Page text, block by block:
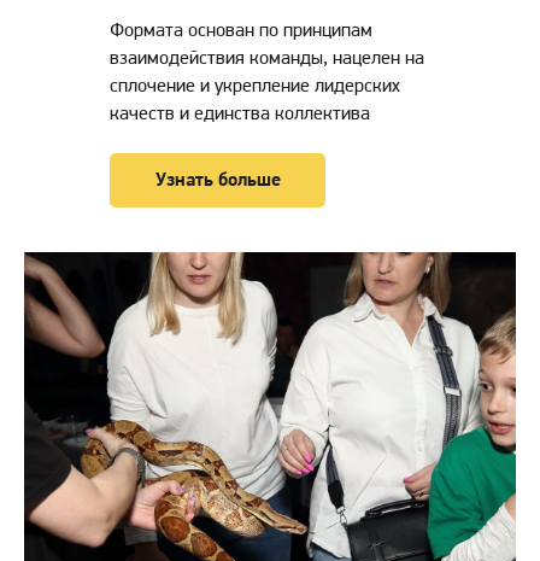
Формата основан по принципам
взаимодействия команды, нацелен на
сплочение и укрепление лидерских
качеств и единства коллектива
Узнать больше